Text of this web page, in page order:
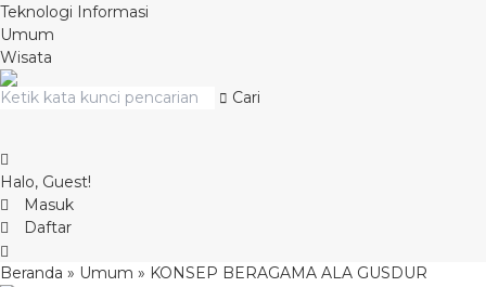
Teknologi Informasi
Umum
Wisata
Cari
Halo, Guest!
Masuk
Daftar
Beranda » Umum » KONSEP BERAGAMA ALA GUSDUR